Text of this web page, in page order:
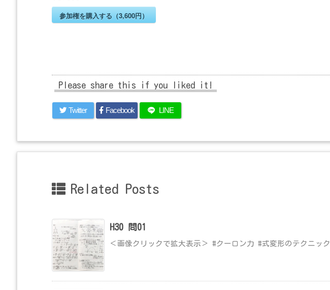
参加権を購入する（3,600円）
Please share this if you liked it!
Twitter Facebook LINE
Related Posts
H30 問01
＜画像クリックで拡大表示＞ #クーロン力 #式変形のテクニック